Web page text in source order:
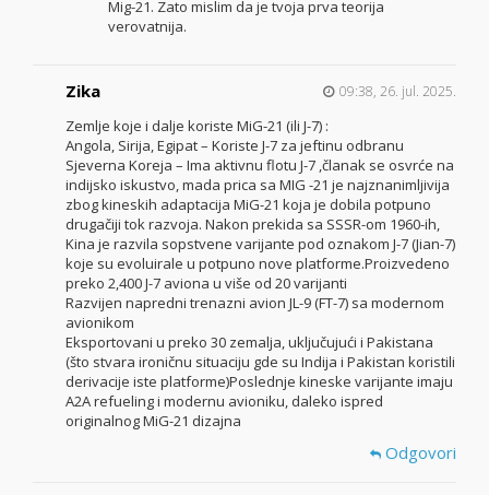
Mig-21. Zato mislim da je tvoja prva teorija
verovatnija.
Zika 09:38, 26. jul. 2025.
Zemlje koje i dalje koriste MiG-21 (ili J-7) :
Angola, Sirija, Egipat – Koriste J-7 za jeftinu odbranu
Sjeverna Koreja – Ima aktivnu flotu J-7 ,članak se osvrće na
indijsko iskustvo, mada prica sa MIG -21 je najznanimljivija
zbog kineskih adaptacija MiG-21 koja je dobila potpuno
drugačiji tok razvoja. Nakon prekida sa SSSR-om 1960-ih,
Kina je razvila sopstvene varijante pod oznakom J-7 (Jian-7)
koje su evoluirale u potpuno nove platforme.Proizvedeno
preko 2,400 J-7 aviona u više od 20 varijanti
Razvijen napredni trenazni avion JL-9 (FT-7) sa modernom
avionikom
Eksportovani u preko 30 zemalja, uključujući i Pakistana
(što stvara ironičnu situaciju gde su Indija i Pakistan koristili
derivacije iste platforme)Poslednje kineske varijante imaju
A2A refueling i modernu avioniku, daleko ispred
originalnog MiG-21 dizajna
Odgovori